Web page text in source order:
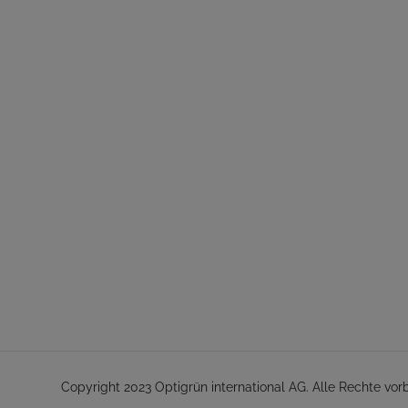
Copyright 2023 Optigrün international AG. Alle Rechte